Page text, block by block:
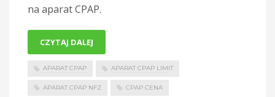
na aparat CPAP.
APARAT CPAP APARAT CPAP LIMIT
APARAT CPAP NFZ CPAP CENA
CZYTAJ DALEJ